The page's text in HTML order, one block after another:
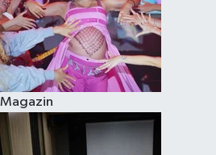
Magazin